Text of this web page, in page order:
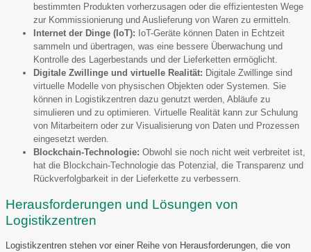
bestimmten Produkten vorherzusagen oder die effizientesten Wege
zur Kommissionierung und Auslieferung von Waren zu ermitteln.
Internet der Dinge (IoT): IoT-Geräte können Daten in Echtzeit
sammeln und übertragen, was eine bessere Überwachung und
Kontrolle des Lagerbestands und der Lieferketten ermöglicht.
Digitale Zwillinge und virtuelle Realität: Digitale Zwillinge sind
virtuelle Modelle von physischen Objekten oder Systemen. Sie
können in Logistikzentren dazu genutzt werden, Abläufe zu
simulieren und zu optimieren. Virtuelle Realität kann zur Schulung
von Mitarbeitern oder zur Visualisierung von Daten und Prozessen
eingesetzt werden.
Blockchain-Technologie: Obwohl sie noch nicht weit verbreitet ist,
hat die Blockchain-Technologie das Potenzial, die Transparenz und
Rückverfolgbarkeit in der Lieferkette zu verbessern.
Herausforderungen und Lösungen von
Logistikzentren
Logistikzentren stehen vor einer Reihe von Herausforderungen, die von